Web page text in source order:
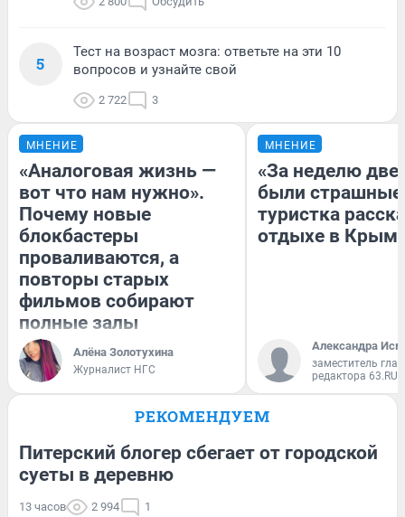
5
Тест на возраст мозга: ответьте на эти 10
вопросов и узнайте свой
2 722 3
МНЕНИЕ
«Аналоговая жизнь —
вот что нам нужно».
Почему новые
блокбастеры
проваливаются, а
повторы старых
фильмов собирают
полные залы
Алёна Золотухина
Журналист НГС
МНЕНИЕ
«За неделю две
были
туристка
отдыхе в
Александра
заместитель
редактора 63.RU
РЕКОМЕНДУЕМ
Питерский блогер сбегает от городской
суеты в деревню
13 часов 2 994 1